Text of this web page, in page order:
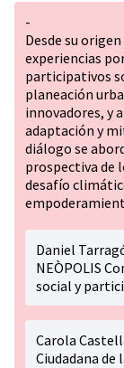
-
Desde su
experiencias
participativos
planeación
innovadores, y
adaptación y
diálogo se
prospectiva de
desafío
Daniel
NEÒPOLIS
social y
Carola
Ciudadana de